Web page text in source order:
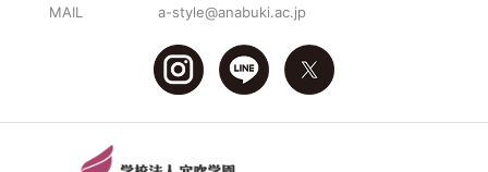
MAIL
a-style@anabuki.ac.jp